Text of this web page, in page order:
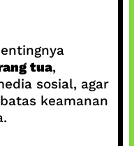
tua,
sosial, agar
keamanan